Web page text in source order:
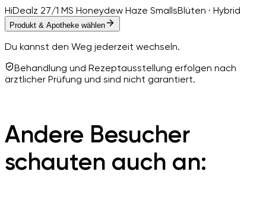
HiDealz 27/1 MS Honeydew Haze SmallsBlüten · Hybrid
Produkt & Apotheke wählen
Du kannst den Weg jederzeit wechseln.
Behandlung und Rezeptausstellung erfolgen nach
ärztlicher Prüfung und sind nicht garantiert.
Andere Besucher
schauten auch an: